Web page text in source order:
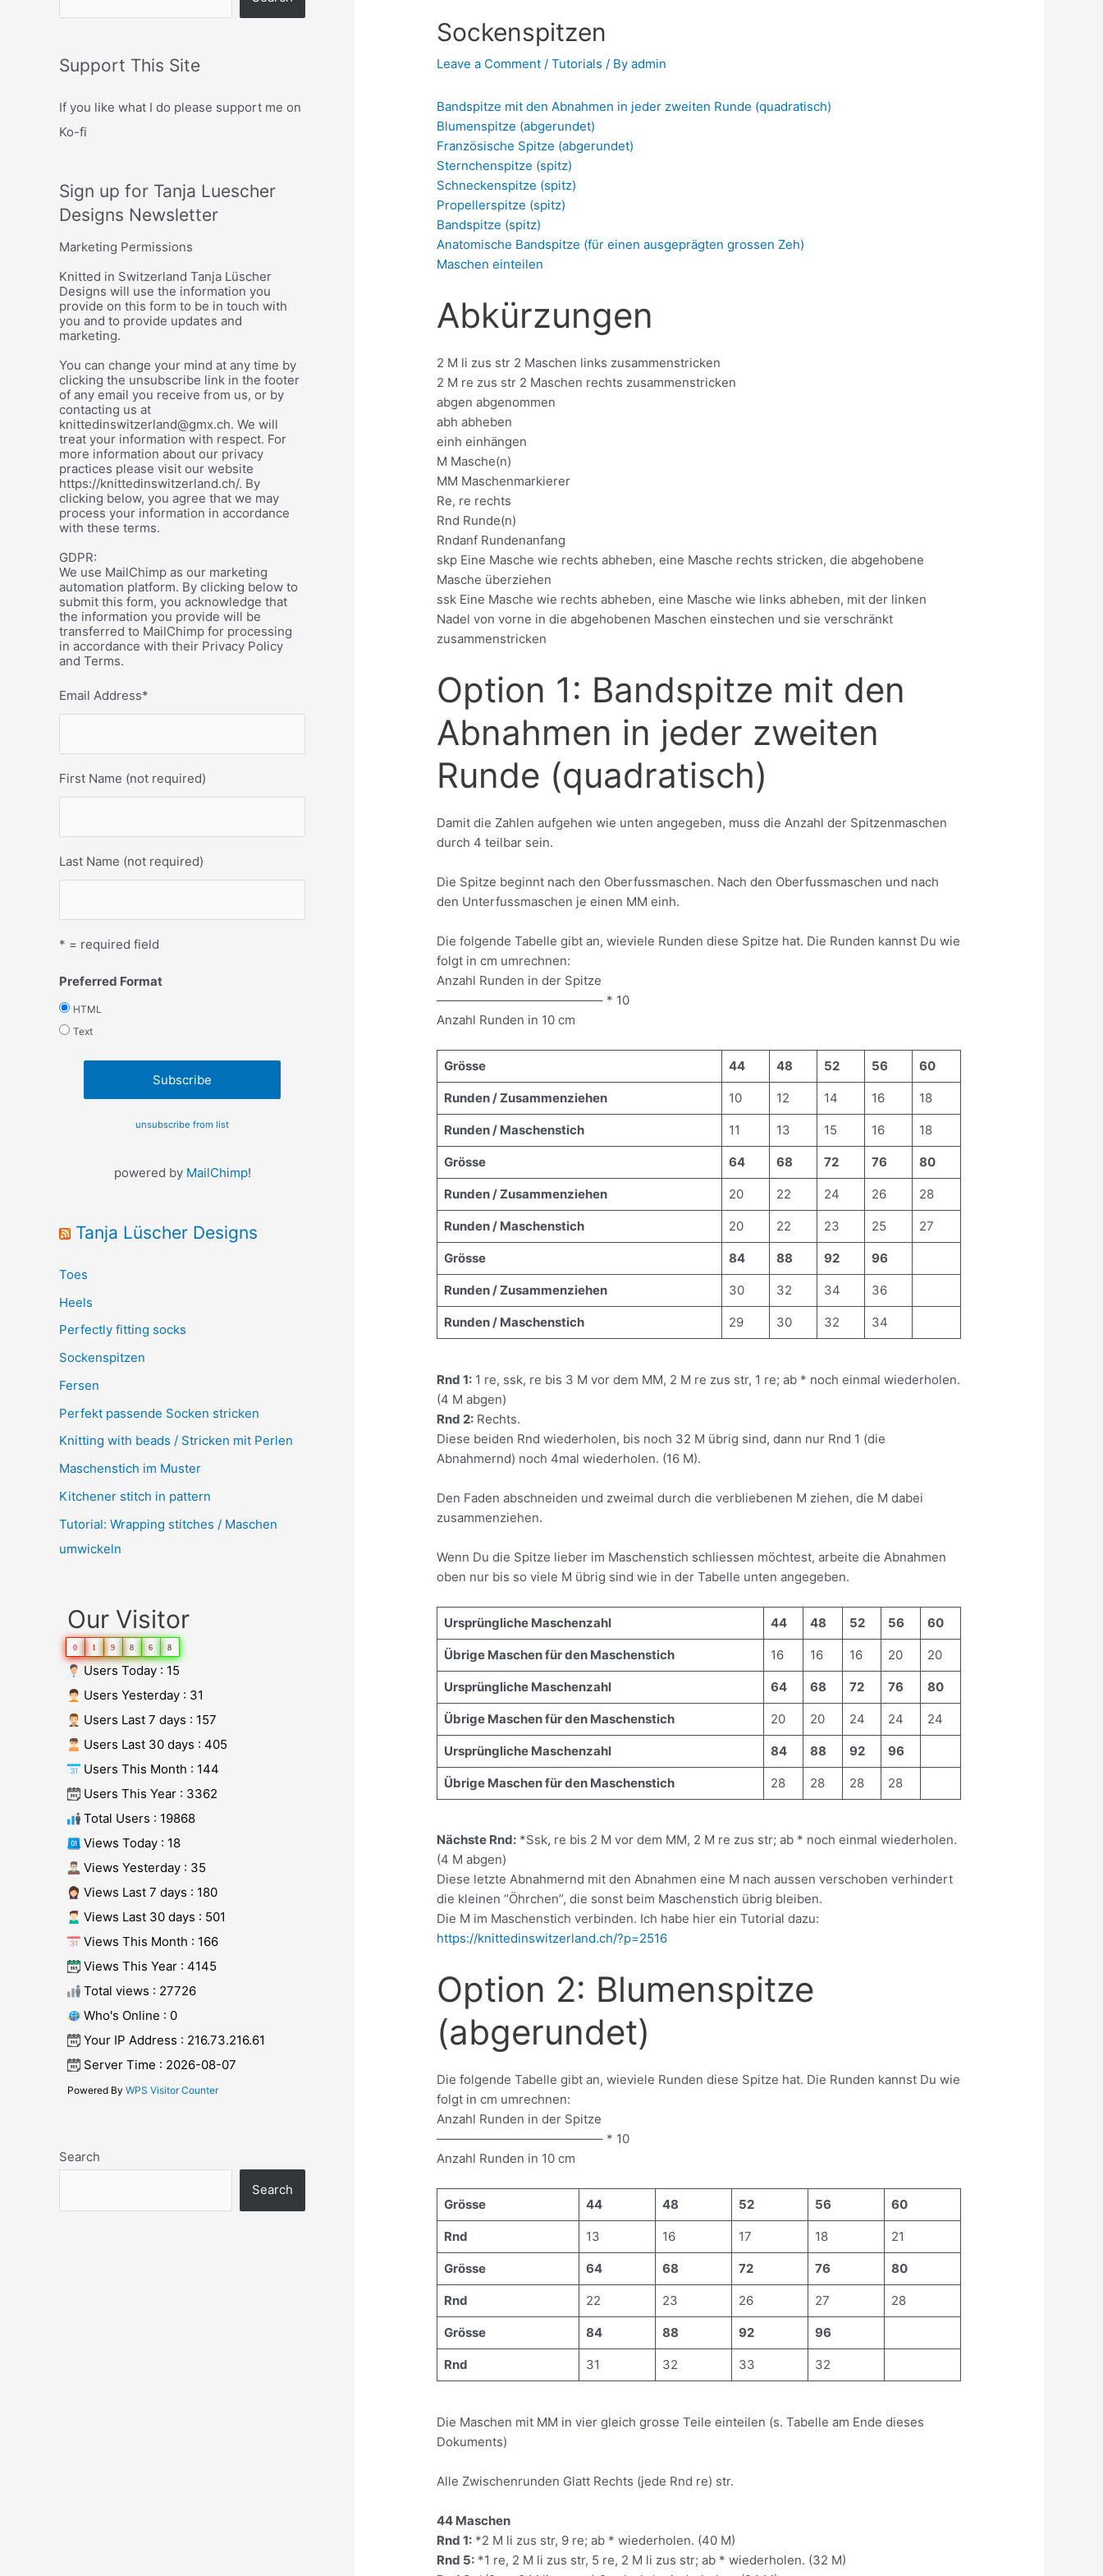
Support This Site
If you like what I do please support me on
Ko-fi
Sign up for Tanja Luescher
Designs Newsletter
Marketing Permissions
Knitted in Switzerland Tanja Lüscher
Designs will use the information you
provide on this form to be in touch with
you and to provide updates and
marketing.
You can change your mind at any time by
clicking the unsubscribe link in the footer
of any email you receive from us, or by
contacting us at
knittedinswitzerland@gmx.ch. We will
treat your information with respect. For
more information about our privacy
practices please visit our website
https://knittedinswitzerland.ch/. By
clicking below, you agree that we may
process your information in accordance
with these terms.
GDPR:
We use MailChimp as our marketing
automation platform. By clicking below to
submit this form, you acknowledge that
the information you provide will be
transferred to MailChimp for processing
in accordance with their Privacy Policy
and Terms.
Email Address*
First Name (not required)
Last Name (not required)
* = required field
Preferred Format
HTML
Text
unsubscribe from list
powered by MailChimp!
Tanja Lüscher Designs
Toes
Heels
Perfectly fitting socks
Sockenspitzen
Fersen
Perfekt passende Socken stricken
Knitting with beads / Stricken mit Perlen
Maschenstich im Muster
Kitchener stitch in pattern
Tutorial: Wrapping stitches / Maschen
umwickeln
Our Visitor
0 1 9 8 6 8
Users Today : 15
Users Yesterday : 31
Users Last 7 days : 157
Users Last 30 days : 405
Users This Month : 144
Users This Year : 3362
Total Users : 19868
Views Today : 18
Views Yesterday : 35
Views Last 7 days : 180
Views Last 30 days : 501
Views This Month : 166
Views This Year : 4145
Total views : 27726
Who's Online : 0
Your IP Address : 216.73.216.61
Server Time : 2026-08-07
Powered By WPS Visitor Counter
Search
Search
Sockenspitzen
Leave a Comment /Tutorials / Byadmin
Bandspitze mit den Abnahmen in jeder zweiten Runde (quadratisch)
Blumenspitze (abgerundet)
Französische Spitze (abgerundet)
Sternchenspitze (spitz)
Schneckenspitze (spitz)
Propellerspitze (spitz)
Bandspitze (spitz)
Anatomische Bandspitze (für einen ausgeprägten grossen Zeh)
Maschen einteilen
Abkürzungen
2 M li zus str 2 Maschen links zusammenstricken
2 M re zus str 2 Maschen rechts zusammenstricken
abgen abgenommen
abh abheben
einh einhängen
M Masche(n)
MM Maschenmarkierer
Re, re rechts
Rnd Runde(n)
Rndanf Rundenanfang
skp Eine Masche wie rechts abheben, eine Masche rechts stricken, die abgehobene
Masche überziehen
ssk Eine Masche wie rechts abheben, eine Masche wie links abheben, mit der linken
Nadel von vorne in die abgehobenen Maschen einstechen und sie verschränkt
zusammenstricken
Option 1: Bandspitze mit den
Abnahmen in jeder zweiten
Runde (quadratisch)
Damit die Zahlen aufgehen wie unten angegeben, muss die Anzahl der Spitzenmaschen
durch 4 teilbar sein.
Die Spitze beginnt nach den Oberfussmaschen. Nach den Oberfussmaschen und nach
den Unterfussmaschen je einen MM einh.
Die folgende Tabelle gibt an, wieviele Runden diese Spitze hat. Die Runden kannst Du wie
folgt in cm umrechnen:
Anzahl Runden in der Spitze
—————————————– * 10
Anzahl Runden in 10 cm
Grösse 44 48 52 56 60
Runden / Zusammenziehen 10 12 14 16 18
Runden / Maschenstich 11 13 15 16 18
Grösse 64 68 72 76 80
Runden / Zusammenziehen 20 22 24 26 28
Runden / Maschenstich 20 22 23 25 27
Grösse 84 88 92 96
Runden / Zusammenziehen 30 32 34 36
Runden / Maschenstich 29 30 32 34
Rnd 1: 1 re, ssk, re bis 3 M vor dem MM, 2 M re zus str, 1 re; ab * noch einmal wiederholen.
(4 M abgen)
Rnd 2: Rechts.
Diese beiden Rnd wiederholen, bis noch 32 M übrig sind, dann nur Rnd 1 (die
Abnahmernd) noch 4mal wiederholen. (16 M).
Den Faden abschneiden und zweimal durch die verbliebenen M ziehen, die M dabei
zusammenziehen.
Wenn Du die Spitze lieber im Maschenstich schliessen möchtest, arbeite die Abnahmen
oben nur bis so viele M übrig sind wie in der Tabelle unten angegeben.
Ursprüngliche Maschenzahl 44 48 52 56 60
Übrige Maschen für den Maschenstich 16 16 16 20 20
Ursprüngliche Maschenzahl 64 68 72 76 80
Übrige Maschen für den Maschenstich 20 20 24 24 24
Ursprüngliche Maschenzahl 84 88 92 96
Übrige Maschen für den Maschenstich 28 28 28 28
Nächste Rnd: *Ssk, re bis 2 M vor dem MM, 2 M re zus str; ab * noch einmal wiederholen.
(4 M abgen)
Diese letzte Abnahmernd mit den Abnahmen eine M nach aussen verschoben verhindert
die kleinen “Öhrchen”, die sonst beim Maschenstich übrig bleiben.
Die M im Maschenstich verbinden. Ich habe hier ein Tutorial dazu:
https://knittedinswitzerland.ch/?p=2516
Option 2: Blumenspitze
(abgerundet)
Die folgende Tabelle gibt an, wieviele Runden diese Spitze hat. Die Runden kannst Du wie
folgt in cm umrechnen:
Anzahl Runden in der Spitze
—————————————– * 10
Anzahl Runden in 10 cm
Grösse 44 48 52 56 60
Rnd 13 16 17 18 21
Grösse 64 68 72 76 80
Rnd 22 23 26 27 28
Grösse 84 88 92 96
Rnd 31 32 33 32
Die Maschen mit MM in vier gleich grosse Teile einteilen (s. Tabelle am Ende dieses
Dokuments)
Alle Zwischenrunden Glatt Rechts (jede Rnd re) str.
44 Maschen
Rnd 1: *2 M li zus str, 9 re; ab * wiederholen. (40 M)
Rnd 5: *1 re, 2 M li zus str, 5 re, 2 M li zus str; ab * wiederholen. (32 M)